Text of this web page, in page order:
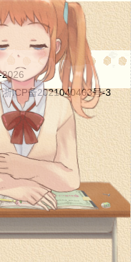
浙ICP备2021040463号-3